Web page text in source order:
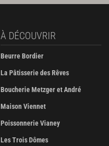
À DÉCOUVRIR
Beurre Bordier
La Pâtisserie des Rêves
Boucherie Metzger et André
Maison Viennet
Poissonnerie Vianey
Les Trois Dômes